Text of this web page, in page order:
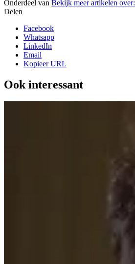
Onderdeel van Bekijk meer artikelen over:
Delen
Facebook
Whatsapp
LinkedIn
Email
Kopieer URL
Ook interessant